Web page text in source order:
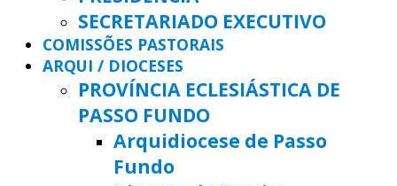
SECRETARIADO EXECUTIVO
COMISSÕES PASTORAIS
ARQUI / DIOCESES
PROVÍNCIA ECLESIÁSTICA DE
PASSO FUNDO
Arquidiocese de Passo
Fundo